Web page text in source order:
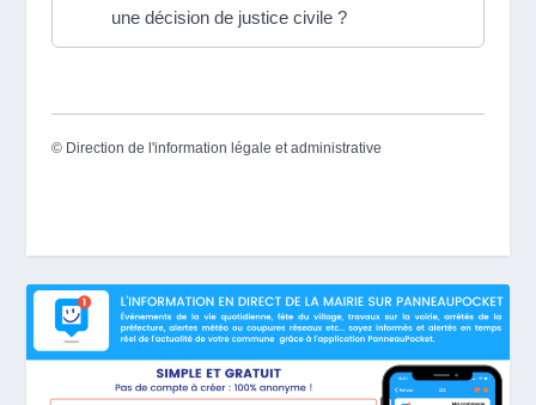
une décision de justice civile ?
© Direction de l'information légale et administrative